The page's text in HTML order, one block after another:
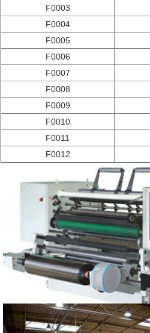
F0003
F0004
F0005
F0006
F0007
F0008
F0009
F0010
F0011
F0012